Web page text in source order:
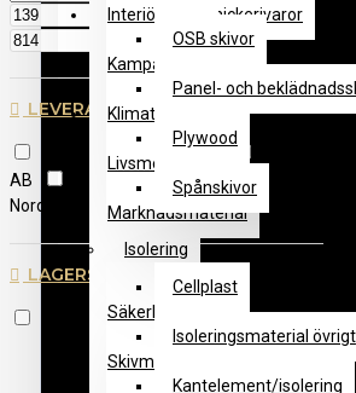
Interiör- och Snickerivaror
Kampanjvaror
Klimat
Livsmedel
Marknadsmaterial
Maskiner
Säkerhet
Skivmaterial
OSB skivor
Panel- och
Plywood
Spånskivor
Isolering
Cellplast
Isoleringsmaterial övrigt
Kantelement/isolering
kr
kr
LEVERANTÖR
Kährs AB
AB
Thomée AB, Edw H
Nordic AB Fd Pergo
LAGERSTATUS